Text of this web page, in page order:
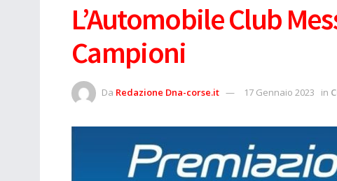
L’Automobile Club
Campioni
Da Redazione Dna-corse.it 17 Gennaio 2023 in